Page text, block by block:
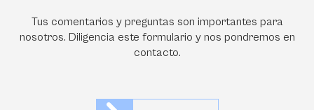
Tus comentarios y preguntas son importantes para
nosotros. Diligencia este formulario y nos pondremos en
contacto.